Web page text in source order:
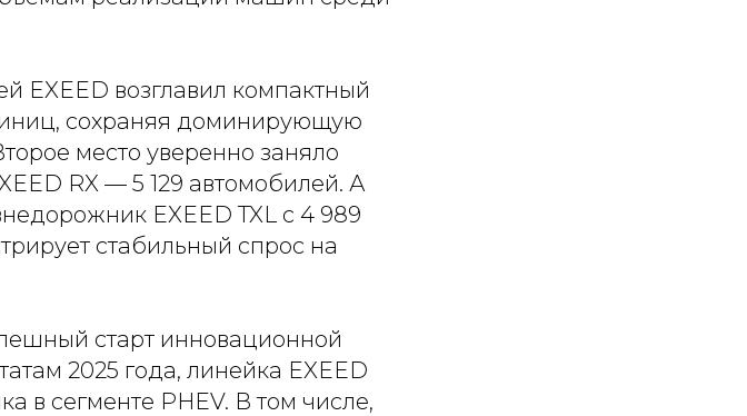
EXEED возглавил компактный
сохраняя доминирующую
место уверенно заняло
RX — 5 129 автомобилей. А
EXEED TXL с 4 989
стабильный спрос на
старт инновационной
2025 года, линейка EXEED
в сегменте PHEV. В том числе,